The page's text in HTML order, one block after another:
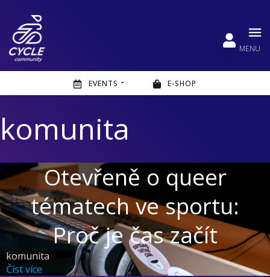
MENU
EVENTS E-SHOP
komunita
Otevřeně o queer
tématech ve sportu:
Proč je čas začít
komunita
Číst více